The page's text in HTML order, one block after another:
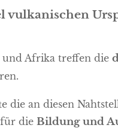
vulkanischen
und Afrika treffen die
an diesen
die Bildung und